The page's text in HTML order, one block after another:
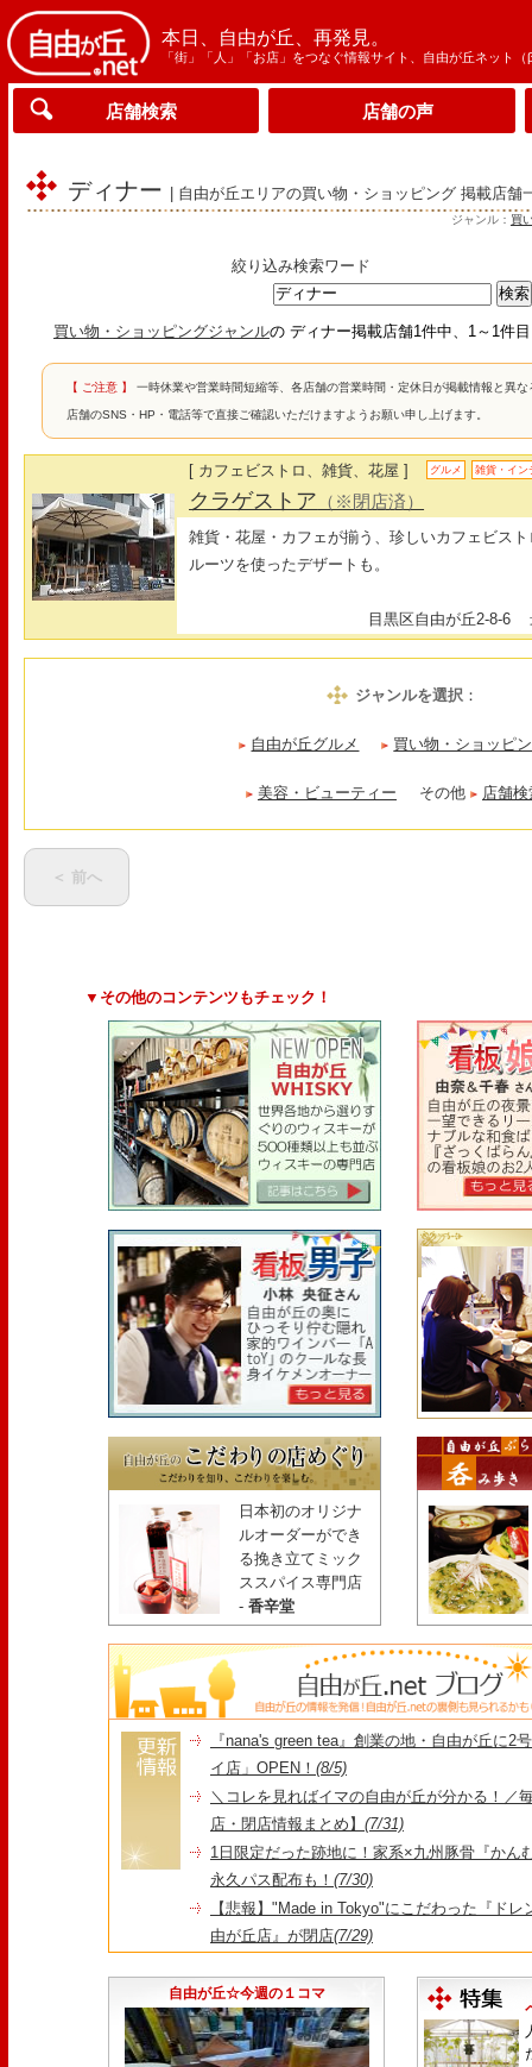
本日、自由が丘、再発見。
「街」「人」「お店」をつなぐ情報サイト、自由が丘ネット（
店舗検索 店舗の声
ディナー | 自由が丘エリアの買い物・ショッピング 掲載店舗
ジャンル： 買
絞り込み検索ワード
買い物・ショッピングジャンルの ディナー掲載店舗1件中、1～1件
【 ご注意 】 一時休業や営業時間短縮等、各店舗の営業時間・定休日が掲載情報と異
店舗のSNS・HP・電話等で直接ご確認いただけますようお願い申し上げます。
[ カフェビストロ、雑貨、花屋 ] グルメ 雑貨・イン
クラゲストア （※閉店済）
雑貨・花屋・カフェが揃う、珍しいカフェビス
ルーツを使ったデザートも。
目黒区自由が丘2-8-6
ジャンルを選択：
自由が丘グルメ 買い物・ショッピ
美容・ビューティー その他 店舗
＜ 前へ
▼その他のコンテンツもチェック！
日本初のオリジナ
ルオーダーができ
る挽き立てミック
ススパイス専門店
- 香辛堂
『nana's green tea』創業の地・自由が丘に2
イ店」OPEN！ (8/5)
＼コレを見ればイマの自由が丘が分かる！／
店・閉店情報まとめ】 (7/31)
1日限定だった跡地に！家系×九州豚骨『かん
永久パス配布も！ (7/30)
【悲報】"Made in Tokyo"にこだわった『ド
由が丘店』が閉店(7/29)
25日をもって86年の歴史に幕
(7/23)
自由が丘☆今週の１コマ